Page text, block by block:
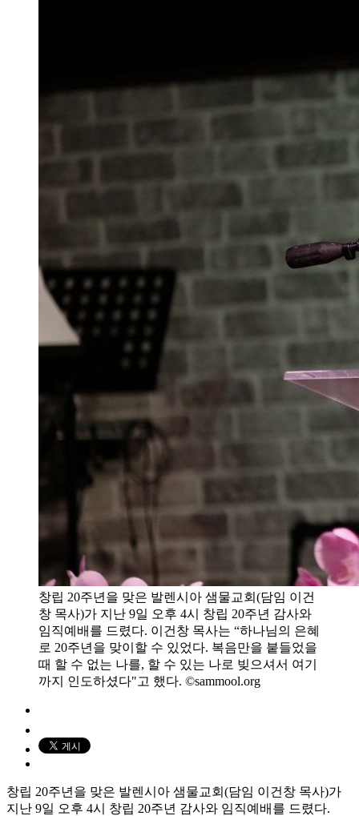
창립 20주년을 맞은 발렌시아 샘물교회(담임 이건
창 목사)가 지난 9일 오후 4시 창립 20주년 감사와
임직예배를 드렸다. 이건창 목사는 “하나님의 은혜
로 20주년을 맞이할 수 있었다. 복음만을 붙들었을
때 할 수 없는 나를, 할 수 있는 나로 빚으셔서 여기
까지 인도하셨다"고 했다. ©sammool.org
창립 20주년을 맞은 발렌시아 샘물교회(담임 이건창 목사)가
지난 9일 오후 4시 창립 20주년 감사와 임직예배를 드렸다.